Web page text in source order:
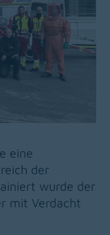
eine
der
wurde der
mit Verdacht